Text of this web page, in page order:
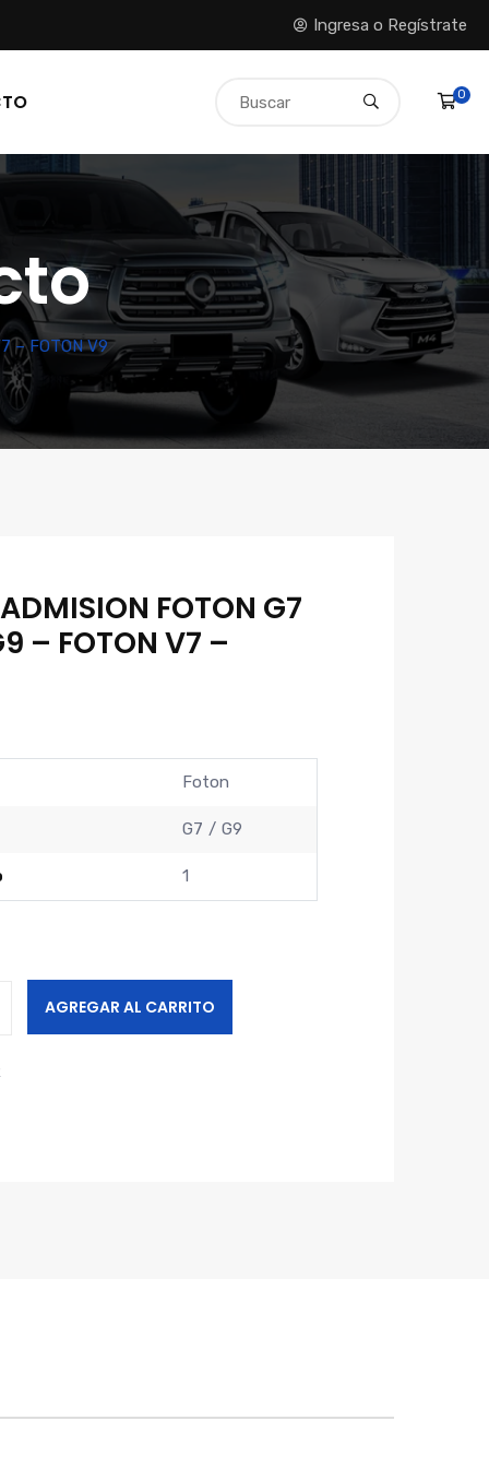
Ingresa o Regístrate
0
– FOTON V9
FOTON G7
– FOTON V7 –
Foton
G7 G9
1
AGREGAR AL CARRITO